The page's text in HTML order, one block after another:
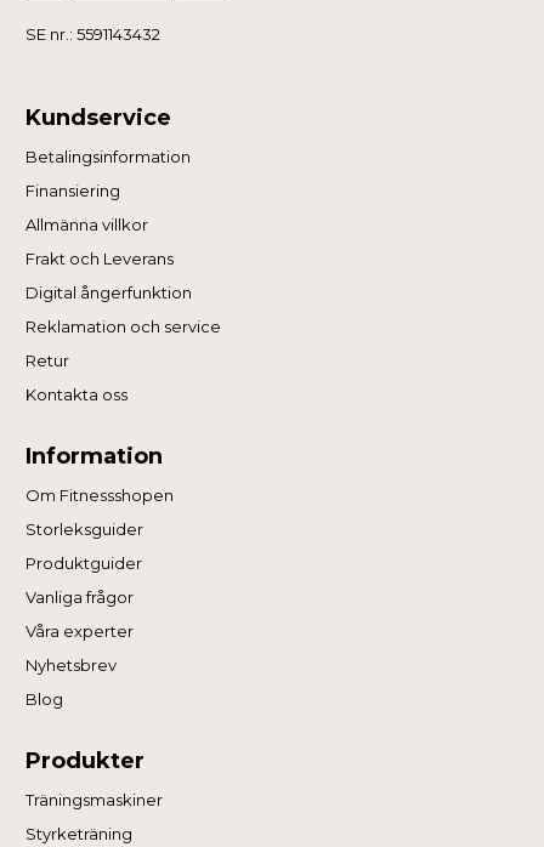
SE nr.: 5591143432
Kundservice
Betalingsinformation
Finansiering
Allmänna villkor
Frakt och Leverans
Digital ångerfunktion
Reklamation och service
Retur
Kontakta oss
Information
Om Fitnessshopen
Storleksguider
Produktguider
Vanliga frågor
Våra experter
Nyhetsbrev
Blog
Produkter
Träningsmaskiner
Styrketräning